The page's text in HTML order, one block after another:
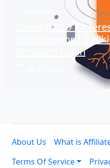
Strategi SEO
Riset Keyword &
Berbulan-bulan
About Us What is
Terms Of Service